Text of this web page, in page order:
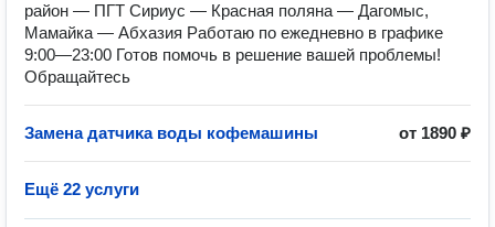
район — ПГТ Сириус — Красная поляна — Дагомыс,
Мамайка — Абхазия Работаю по ежедневно в графике
9:00—23:00 Готов помочь в решение вашей проблемы!
Обращайтесь
Замена датчиĸа воды кофемашины от 1890 ₽
Ещё 22 услуги